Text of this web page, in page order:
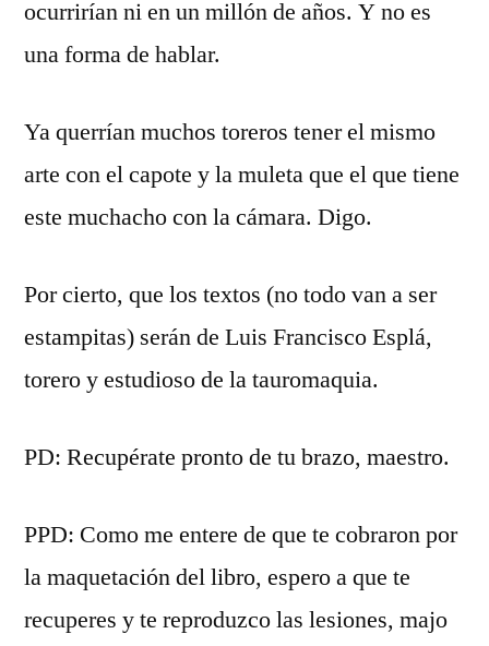
ocurrirían ni en un millón de años. Y no es
una forma de hablar.
Ya querrían muchos toreros tener el mismo
arte con el capote y la muleta que el que tiene
este muchacho con la cámara. Digo.
Por cierto, que los textos (no todo van a ser
estampitas) serán de Luis Francisco Esplá,
torero y estudioso de la tauromaquia.
PD: Recupérate pronto de tu brazo, maestro.
PPD: Como me entere de que te cobraron por
la maquetación del libro, espero a que te
recuperes y te reproduzco las lesiones, majo